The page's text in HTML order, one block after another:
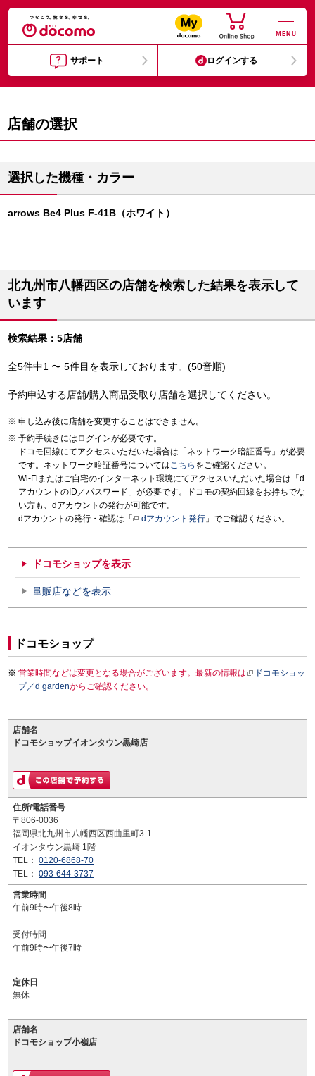
MENU
サポート ログインする
店舗の選択
選択した機種・カラー
arrows Be4 Plus F-41B（ホワイト）
北九州市八幡西区の店舗を検索した結果を表示して
います
検索結果：5店舗
全5件中1 〜 5件目を表示しております。(50音順)
予約申込する店舗/購入商品受取り店舗を選択してください。
申し込み後に店舗を変更することはできません。
予約手続きにはログインが必要です。
ドコモ回線にてアクセスいただいた場合は「ネットワーク暗証番号」が必要
です。ネットワーク暗証番号についてはこちら をご確認ください。
Wi-Fiまたはご自宅のインターネット環境にてアクセスいただいた場合は「d
アカウントのID／パスワード」が必要です。ドコモの契約回線をお持ちでな
い方も、dアカウントの発行が可能です。
dアカウントの発行・確認は「
dアカウント発行 」でご確認ください。
ドコモショップを表示
量販店などを表示
ドコモショップ
営業時間などは変更となる場合がございます。最新の情報は
ドコモショッ
プ／d gardenからご確認ください。
店舗名
ドコモショップイオンタウン黒崎店
住所/電話番号
〒806-0036
福岡県北九州市八幡西区西曲里町3-1
イオンタウン黒崎 1階
TEL： 0120-6868-70
TEL： 093-644-3737
営業時間
午前9時〜午後8時
受付時間
午前9時〜午後7時
定休日
無休
店舗名
ドコモショップ小嶺店